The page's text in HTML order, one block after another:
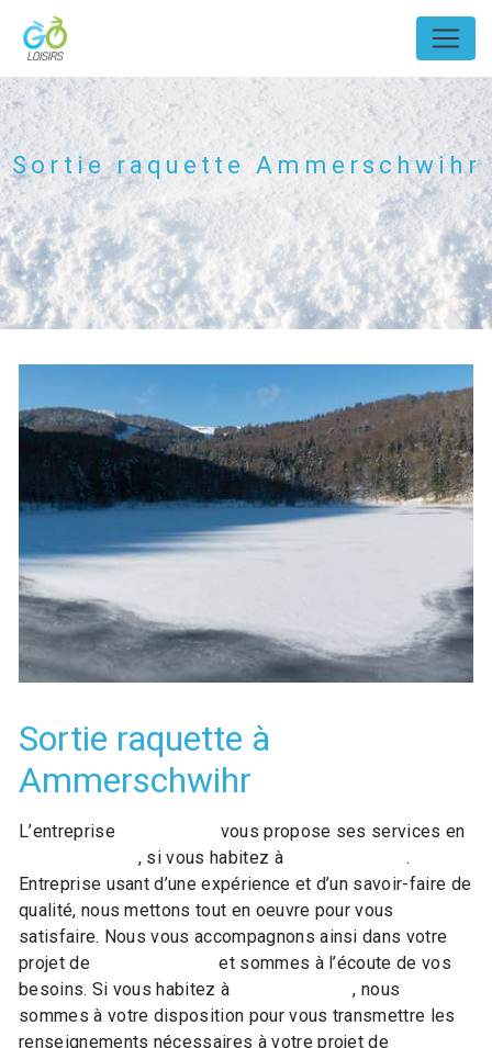
Sortie raquette Ammerschwihr
Sortie raquette à
Ammerschwihr
L’entreprise
vous propose ses services en
, si vous habitez à Ammerschwihr.
Entreprise usant d’une expérience et d’un savoir-faire de
qualité, nous mettons tout en oeuvre pour vous
satisfaire. Nous vous accompagnons ainsi dans votre
projet de
et sommes à l’écoute de vos
besoins. Si vous habitez à
Ammerschwihr, nous
sommes à votre disposition pour vous transmettre les
renseignements nécessaires à votre projet de
Panneau de gestion des cookies